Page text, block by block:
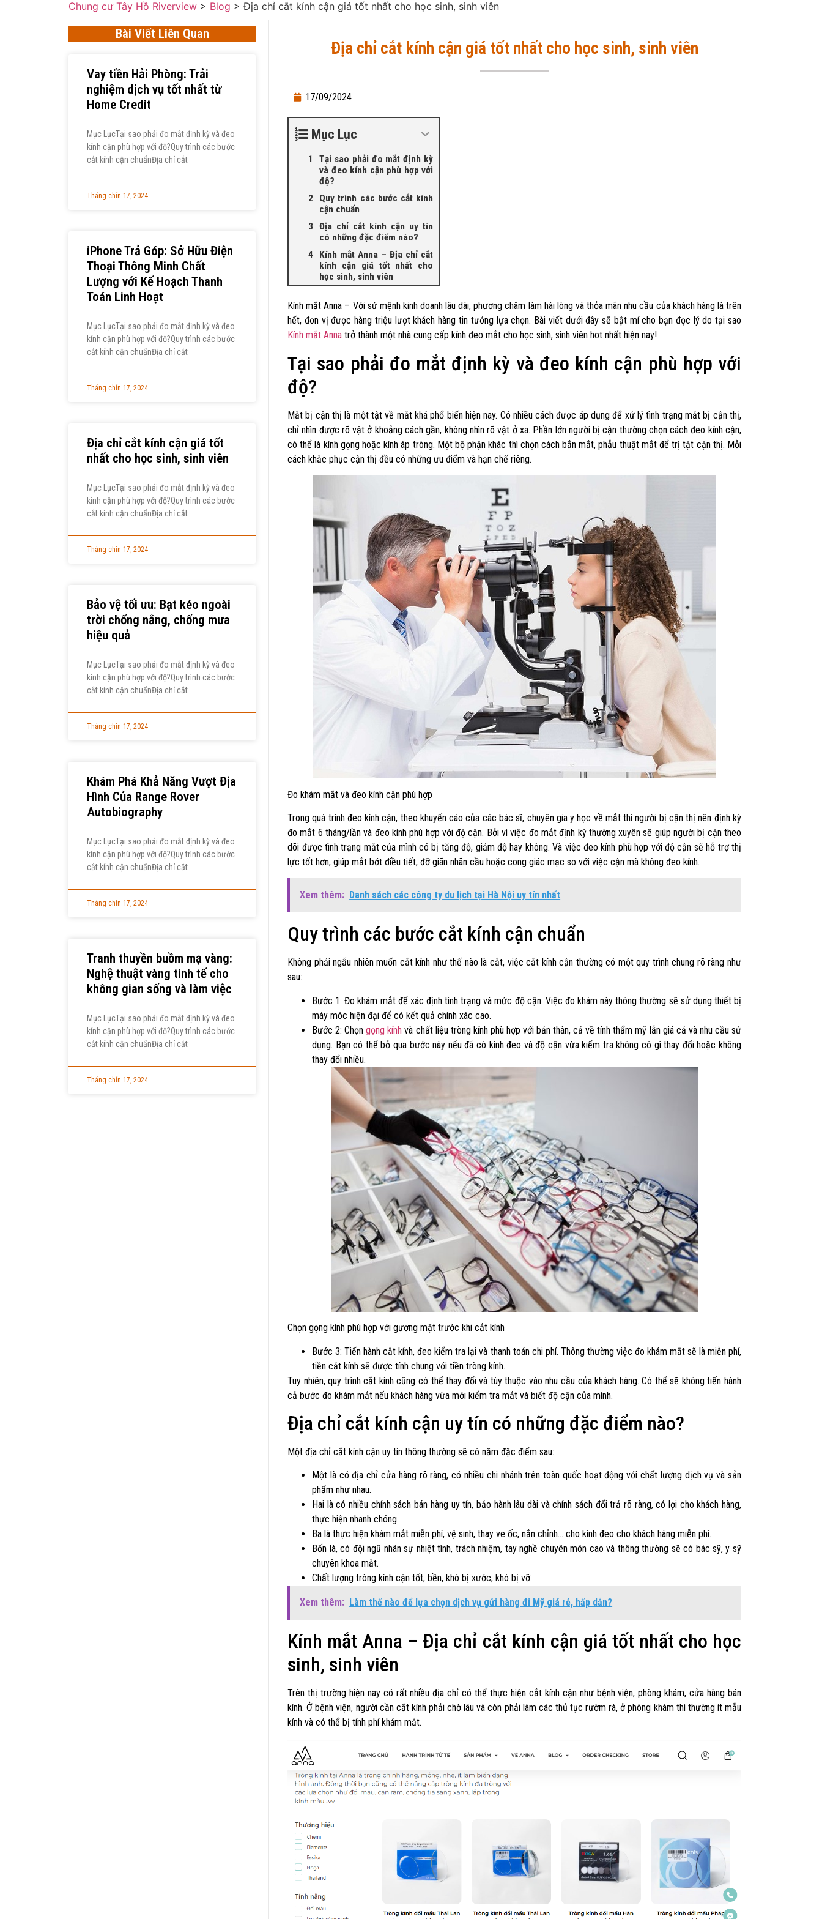
Chung cư Tây Hồ Riverview > Blog >Địa chỉ cắt kính cận giá tốt nhất cho học sinh, sinh viên
Bài Viết Liên Quan
Vay tiền Hải Phòng: Trải
nghiệm dịch vụ tốt nhất từ
Home Credit
Mục LụcTại sao phải đo mắt định kỳ và đeo
kính cận phù hợp với độ?Quy trình các bước
cắt kính cận chuẩnĐịa chỉ cắt
Tháng chín 17, 2024
iPhone Trả Góp: Sở Hữu Điện
Thoại Thông Minh Chất
Lượng với Kế Hoạch Thanh
Toán Linh Hoạt
Mục LụcTại sao phải đo mắt định kỳ và đeo
kính cận phù hợp với độ?Quy trình các bước
cắt kính cận chuẩnĐịa chỉ cắt
Tháng chín 17, 2024
Địa chỉ cắt kính cận giá tốt
nhất cho học sinh, sinh viên
Mục LụcTại sao phải đo mắt định kỳ và đeo
kính cận phù hợp với độ?Quy trình các bước
cắt kính cận chuẩnĐịa chỉ cắt
Tháng chín 17, 2024
Bảo vệ tối ưu: Bạt kéo ngoài
trời chống nắng, chống mưa
hiệu quả
Mục LụcTại sao phải đo mắt định kỳ và đeo
kính cận phù hợp với độ?Quy trình các bước
cắt kính cận chuẩnĐịa chỉ cắt
Tháng chín 17, 2024
Khám Phá Khả Năng Vượt Địa
Hình Của Range Rover
Autobiography
Mục LụcTại sao phải đo mắt định kỳ và đeo
kính cận phù hợp với độ?Quy trình các bước
cắt kính cận chuẩnĐịa chỉ cắt
Tháng chín 17, 2024
Tranh thuyền buồm mạ vàng:
Nghệ thuật vàng tinh tế cho
không gian sống và làm việc
Mục LụcTại sao phải đo mắt định kỳ và đeo
kính cận phù hợp với độ?Quy trình các bước
cắt kính cận chuẩnĐịa chỉ cắt
Tháng chín 17, 2024
Địa chỉ cắt kính cận giá tốt nhất cho học sinh, sinh viên
17/09/2024
Mục Lục
Tại sao phải đo mắt định kỳ
và đeo kính cận phù hợp với
độ?
Quy trình các bước cắt kính
cận chuẩn
Địa chỉ cắt kính cận uy tín
có những đặc điểm nào?
Kính mắt Anna – Địa chỉ cắt
kính cận giá tốt nhất cho
học sinh, sinh viên
Kính mắt Anna – Với sứ mệnh kinh doanh lâu dài, phương châm làm hài lòng và thỏa mãn nhu cầu của khách hàng là trên
hết, đơn vị được hàng triệu lượt khách hàng tin tưởng lựa chọn. Bài viết dưới đây sẽ bật mí cho bạn đọc lý do tại sao
Kính mắt Anna trở thành một nhà cung cấp kính đeo mắt cho học sinh, sinh viên hot nhất hiện nay!
Tại sao phải đo mắt định kỳ và đeo kính cận phù hợp với
độ?
Mắt bị cận thị là một tật về mắt khá phổ biến hiện nay. Có nhiều cách được áp dụng để xử lý tình trạng mắt bị cận thị,
chỉ nhìn được rõ vật ở khoảng cách gần, không nhìn rõ vật ở xa. Phần lớn người bị cận thường chọn cách đeo kính cận,
có thể là kính gọng hoặc kính áp tròng. Một bộ phận khác thì chọn cách bắn mắt, phẫu thuật mắt để trị tật cận thị. Mỗi
cách khắc phục cận thị đều có những ưu điểm và hạn chế riêng.
Đo khám mắt và đeo kính cận phù hợp
Trong quá trình đeo kính cận, theo khuyến cáo của các bác sĩ, chuyên gia y học về mắt thì người bị cận thị nên định kỳ
đo mắt 6 tháng/lần và đeo kính phù hợp với độ cận. Bởi vì việc đo mắt định kỳ thường xuyên sẽ giúp người bị cận theo
dõi được tình trạng mắt của mình có bị tăng độ, giảm độ hay không. Và việc đeo kính phù hợp với độ cận sẽ hỗ trợ thị
lực tốt hơn, giúp mắt bớt điều tiết, đỡ giãn nhãn cầu hoặc cong giác mạc so với việc cận mà không đeo kính.
Xem thêm: Danh sách các công ty du lịch tại Hà Nội uy tín nhất
Quy trình các bước cắt kính cận chuẩn
Không phải ngẫu nhiên muốn cắt kính như thế nào là cắt, việc cắt kính cận thường có một quy trình chung rõ ràng như
sau:
Bước 1: Đo khám mắt để xác định tình trạng và mức độ cận. Việc đo khám này thông thường sẽ sử dụng thiết bị
máy móc hiện đại để có kết quả chính xác cao.
Bước 2: Chọngọng kính và chất liệu tròng kính phù hợp với bản thân, cả về tính thẩm mỹ lẫn giá cả và nhu cầu sử
dụng. Bạn có thể bỏ qua bước này nếu đã có kính đeo và độ cận vừa kiểm tra không có gì thay đổi hoặc không
thay đổi nhiều.
Chọn gọng kính phù hợp với gương mặt trước khi cắt kính
Bước 3: Tiến hành cắt kính, đeo kiểm tra lại và thanh toán chi phí. Thông thường việc đo khám mắt sẽ là miễn phí,
tiền cắt kính sẽ được tính chung với tiền tròng kính.
Tuy nhiên, quy trình cắt kính cũng có thể thay đổi và tùy thuộc vào nhu cầu của khách hàng. Có thể sẽ không tiến hành
cả bước đo khám mắt nếu khách hàng vừa mới kiểm tra mắt và biết độ cận của mình.
Địa chỉ cắt kính cận uy tín có những đặc điểm nào?
Một địa chỉ cắt kính cận uy tín thông thường sẽ có năm đặc điểm sau:
Một là có địa chỉ cửa hàng rõ ràng, có nhiều chi nhánh trên toàn quốc hoạt động với chất lượng dịch vụ và sản
phẩm như nhau.
Hai là có nhiều chính sách bán hàng uy tín, bảo hành lâu dài và chính sách đổi trả rõ ràng, có lợi cho khách hàng,
thực hiện nhanh chóng.
Ba là thực hiện khám mắt miễn phí, vệ sinh, thay ve ốc, nắn chỉnh… cho kính đeo cho khách hàng miễn phí.
Bốn là, có đội ngũ nhân sự nhiệt tình, trách nhiệm, tay nghề chuyên môn cao và thông thường sẽ có bác sỹ, y sỹ
chuyên khoa mắt.
Chất lượng tròng kính cận tốt, bền, khó bị xước, khó bị vỡ.
Xem thêm: Làm thế nào để lựa chọn dịch vụ gửi hàng đi Mỹ giá rẻ, hấp dẫn?
Kính mắt Anna – Địa chỉ cắt kính cận giá tốt nhất cho học
sinh, sinh viên
Trên thị trường hiện nay có rất nhiều địa chỉ có thể thực hiện cắt kính cận như bệnh viện, phòng khám, cửa hàng bán
kính. Ở bệnh viện, người cần cắt kính phải chờ lâu và còn phải làm các thủ tục rườm rà, ở phòng khám thì thường ít mẫu
kính và có thể bị tính phí khám mắt.